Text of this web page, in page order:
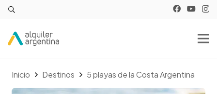
Inicio Destinos 5 playas de la Costa Argentina